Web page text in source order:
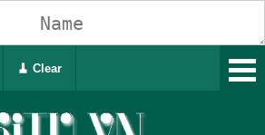
🧹 Clear